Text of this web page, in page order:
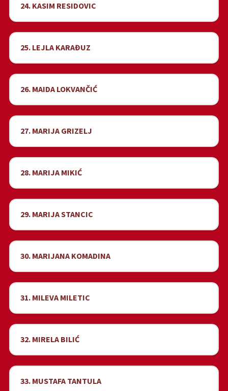
24. KASIM RESIDOVIC
25. LEJLA KARAĐUZ
26. MAIDA LOKVANČIĆ
27. MARIJA GRIZELJ
28. MARIJA MIKIĆ
29. MARIJA STANCIC
30. MARIJANA KOMADINA
31. MILEVA MILETIC
32. MIRELA BILIĆ
33. MUSTAFA TANTULA